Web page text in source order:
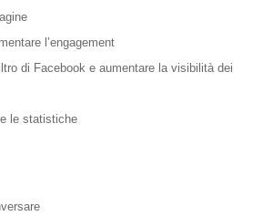
l’engagement
di Facebook e aumentare la visibilità dei
le statistiche